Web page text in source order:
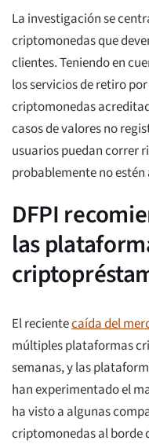
La investigación se
criptomonedas que
clientes. Teniendo en
los servicios de retiro
criptomonedas
casos de valores no
usuarios puedan correr
probablemente no
DFPI
las
El recientecaída del
múltiples plataformas
semanas, y las
han experimentado el
ha visto a algunas
criptomonedas al borde